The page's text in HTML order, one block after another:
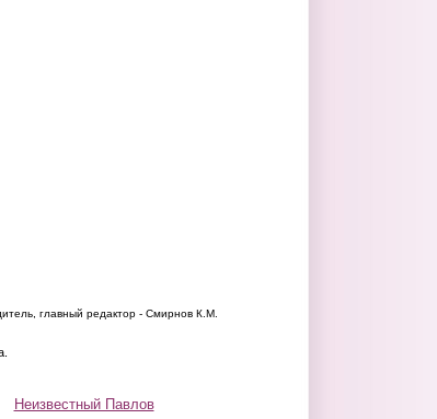
главный редактор - Смирнов К.М.
Неизвестный Павлов